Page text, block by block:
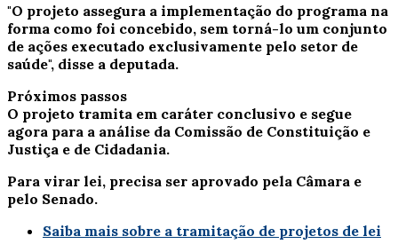
"O projeto assegura a implementação do programa na
forma como foi concebido, sem torná-lo um conjunto
de ações executado exclusivamente pelo setor de
saúde", disse a deputada.
Próximos passos
O projeto tramita em caráter conclusivo e segue
agora para a análise da Comissão de Constituição e
Justiça e de Cidadania.
Para virar lei, precisa ser aprovado pela Câmara e
pelo Senado.
Saiba mais sobre a tramitação de projetos de lei